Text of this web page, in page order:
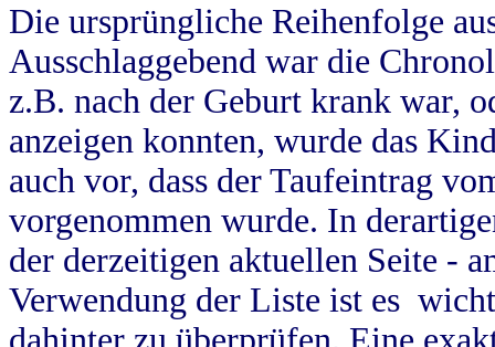
Die ursprüngliche Reihenfolge
Ausschlaggebend war die
z.B. nach der Geburt krank war,
anzeigen konnten, wurde das
auch vor, dass der Taufeintrag
vorgenommen wurde. In
der derzeitigen aktuellen Seite -
Verwendung der Liste ist es